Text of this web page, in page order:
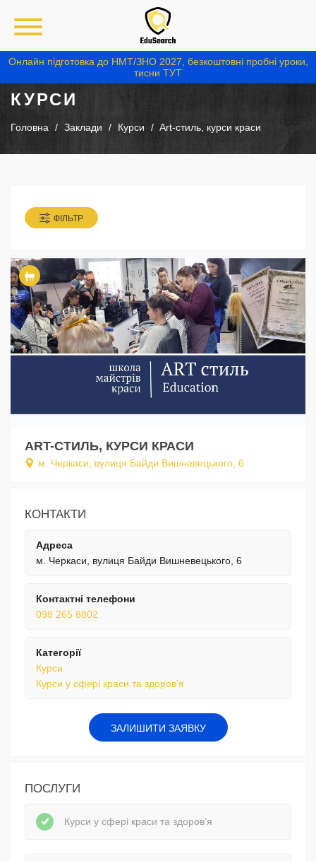
Онлайн підготовка до НМТ/ЗНО 2027, безкоштовні пробні уроки,
тисни ТУТ
КУРСИ
Головна Заклади Курси Art-стиль, курси краси
ФІЛЬТР
ART-СТИЛЬ, КУРСИ КРАСИ
м. Черкаси, вулиця Байди Вишневецького, 6
КОНТАКТИ
Адреса
м. Черкаси, вулиця Байди Вишневецького, 6
Контактні телефони
098 265 8802
Категорії
Курси
Курси у сфері краси та здоров'я
ЗАЛИШИТИ ЗАЯВКУ
ПОСЛУГИ
Курси у сфері краси та здоров’я